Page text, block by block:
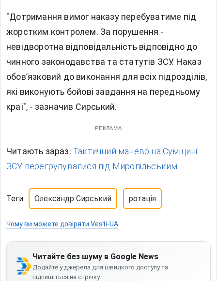
"Дотримання вимог наказу перебуватиме під
жорстким контролем. За порушення -
невідворотна відповідальність відповідно до
чинного законодавства та статутів ЗСУ. Наказ
обов’язковий до виконання для всіх підрозділів,
які виконують бойові завдання на передньому
краї", - зазначив Сирський.
РЕКЛАМА
Читають зараз: Тактичний маневр на Сумщині:
ЗСУ перегрупувалися під Миропільським.
Теги: Олександр Сирський ротація
Чому ви можете довіряти Vesti-UA
Читайте без шуму в Google News
Додайте у джерела для швидкого доступу та
підпишіться на стрічку